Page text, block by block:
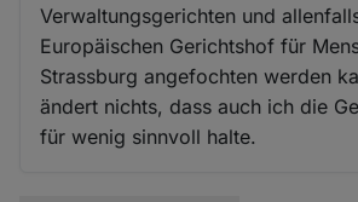
Verwaltungsgerichten und
Europäischen Gerichtshof für
Strassburg angefochten werden
ändert nichts, dass auch ich die
für wenig sinnvoll halte.